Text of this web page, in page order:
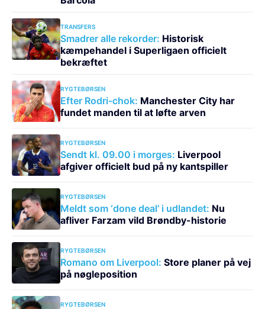
TRANSFERS
Smadrer alle rekorder: Historisk
kæmpehandel i Superligaen officielt
bekræftet
RYGTEBØRSEN
Efter Rodri-chok: Manchester City har
fundet manden til at løfte arven
RYGTEBØRSEN
Sendt kl. 09.00 i morges: Liverpool
afgiver officielt bud på ny kantspiller
RYGTEBØRSEN
Meldt som ‘done deal’ i udlandet: Nu
afliver Farzam vild Brøndby-historie
RYGTEBØRSEN
Romano om Liverpool: Store planer på vej
på nøgleposition
RYGTEBØRSEN